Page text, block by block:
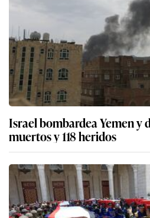
Israel bombardea Yemen y
muertos y 118 heridos